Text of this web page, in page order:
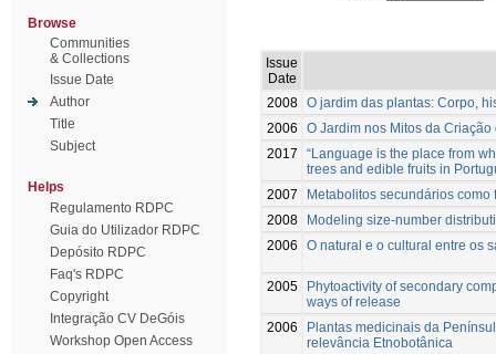
Browse
Communities
& Collections
Issue Date
Author
Title
Subject
Helps
Regulamento RDPC
Guia do Utilizador RDPC
Depósito RDPC
Faq's RDPC
Copyright
Integração CV DeGóis
Workshop Open Access
Issue
Date
2008 O jardim das plantas: Corpo,
2006
O Jardim nos Mitos da Criação
2017
“Language is the place from
trees and edible fruits in
2007
Metabolitos secundários
2008
Modeling size-number
2006
O natural e o cultural entre os
2005
Phytoactivity of secondary
ways of release
2006
Plantas medicinais da
relevância Etnobotânica